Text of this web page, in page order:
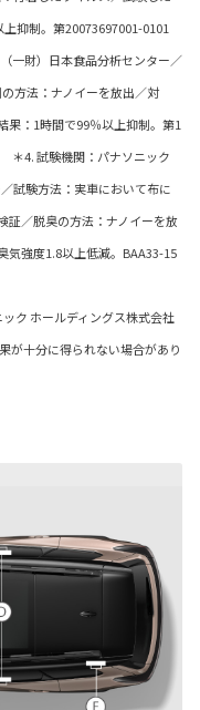
抑制。第20073697001-0101
一財）日本食品分析センター／
方法：ナノイーを放出／対
果：1時間で99％以上抑制。第1
＊4. 試験機関：パナソニック
試験方法：実車において布に
証／脱臭の方法：ナノイーを放
気強度1.8以上低減。BAA33-15
ク ホールディングス株式会社
十分に得られない場合があり